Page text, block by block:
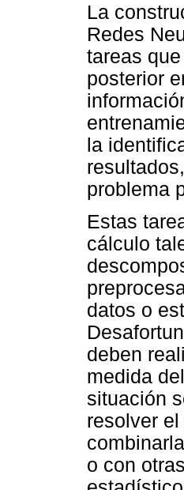
La
Redes
tareas
posterior
la
problema
Estas
cálculo
datos o
deben
medida
situación
resolver
o con